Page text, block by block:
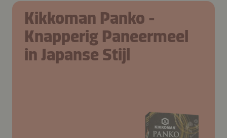
Kikkoman Panko -
Knapperig Paneermeel
in Japanse Stijl